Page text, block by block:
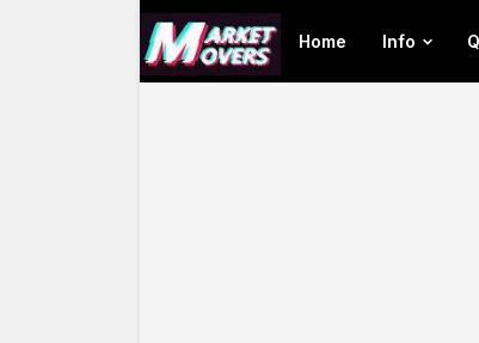
Home Info